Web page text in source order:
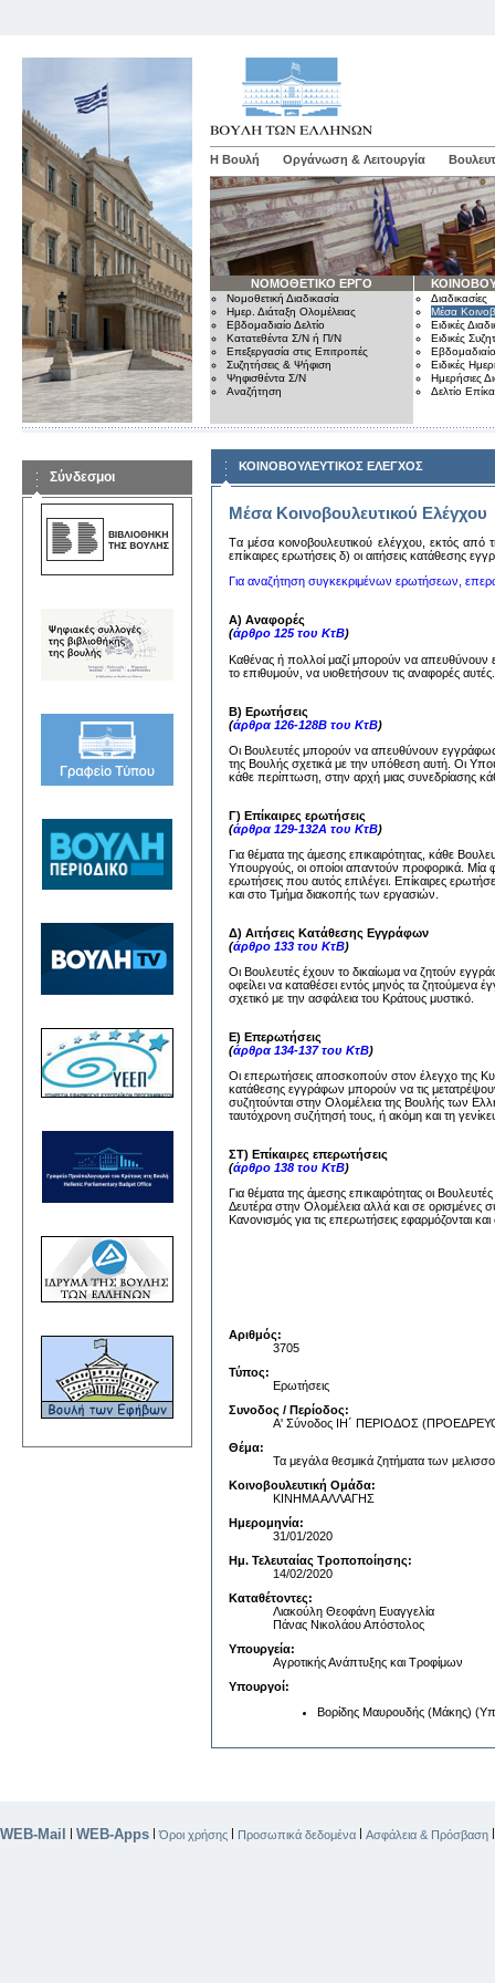
Η Βουλή Οργάνωση & Λειτουργία
ΝΟΜΟΘΕΤΙΚΟ ΕΡΓΟ
Νομοθετική Διαδικασία
Ημερ. Διάταξη Ολομέλειας
Εβδομαδιαίο Δελτίο
Κατατεθέντα Σ/Ν ή Π/Ν
Επεξεργασία στις Επιτροπές
Συζητήσεις & Ψήφιση
Ψηφισθέντα Σ/Ν
Αναζήτηση
Διαδικασίες
Μέσα
Ειδικές
Ειδικές
Εβδομαδιαίο
Ειδικές
Ημερήσιες
Δελτίο
Σύνδεσμοι
ΚΟΙΝΟΒΟΥΛΕΥΤΙΚΟΣ ΕΛΕΓΧΟΣ
Μέσα Κοινοβουλευτικού Ελέγχου
Tα μέσα κoινoβoυλευτικoύ ελέγχoυ, εκτός από
επίκαιρες ερωτήσεις δ) oι αιτήσεις κατάθεσης
Για αναζήτηση συγκεκριμένων ερωτήσεων,
Α) Αναφορές
(άρθρο 125 του ΚτΒ)
Καθένας ή πολλοί μαζί μπορούν να
το επιθυμούν, να υιοθετήσουν τις αναφορές
Β) Ερωτήσεις
(άρθρα 126-128Β του ΚτΒ)
Οι Βουλευτές μπορούν να απευθύνουν
της Βουλής σχετικά με την υπόθεση αυτή. Οι
κάθε περίπτωση, στην αρχή μιας συνεδρίασης
Γ) Επίκαιρες ερωτήσεις
(άρθρα 129-132Α του ΚτΒ)
Για θέματα της άμεσης επικαιρότητας, κάθε
Υπουργούς, οι οποίοι απαντούν προφορικά. Μία
ερωτήσεις που αυτός επιλέγει. Επίκαιρες
και στο Τμήμα διακοπής των εργασιών.
Δ) Αιτήσεις Κατάθεσης Εγγράφων
(άρθρο 133 του ΚτΒ)
Οι Βουλευτές έχουν το δικαίωμα να ζητούν
οφείλει να καταθέσει εντός μηνός τα
σχετικό με την ασφάλεια του Κράτους μυστικό.
Ε) Επερωτήσεις
(άρθρα 134-137 του ΚτΒ)
Οι επερωτήσεις αποσκοπούν στον έλεγχο της
κατάθεσης εγγράφων μπορούν να τις
συζητούνται στην Ολομέλεια της Βουλής των
ταυτόχρονη συζήτησή τους, ή ακόμη και τη
ΣΤ) Επίκαιρες επερωτήσεις
(άρθρο 138 του ΚτΒ)
Για θέματα της άμεσης επικαιρότητας οι
Δευτέρα στην Ολομέλεια αλλά και σε ορισμένες
Κανονισμός για τις επερωτήσεις εφαρμόζονται
Αριθμός:
3705
Τύπος:
Ερωτήσεις
Συνοδος / Περίοδος:
Α' Σύνοδος ΙΗ΄ ΠΕΡΙΟΔΟΣ
Θέμα:
Τα μεγάλα θεσμικά ζητήματα των
Κοινοβουλευτική Ομάδα:
ΚΙΝΗΜΑ ΑΛΛΑΓΗΣ
Ημερομηνία:
31/01/2020
Ημ. Τελευταίας Τροποποίησης:
14/02/2020
Καταθέτοντες:
Λιακούλη Θεοφάνη Ευαγγελία
Πάνας Νικολάου Απόστολος
Υπουργεία:
Αγροτικής Ανάπτυξης και Τροφίμων
Υπουργοί:
Βορίδης Μαυρουδής (Μάκης)
WEB-Mail WEB-Apps |Όροι χρήσης Προσωπικά δεδομένα Ασφάλεια & Πρόσβαση